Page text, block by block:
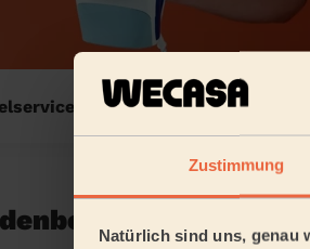
Zustimmung
Natürlich sind uns, genau
zu Hause
in